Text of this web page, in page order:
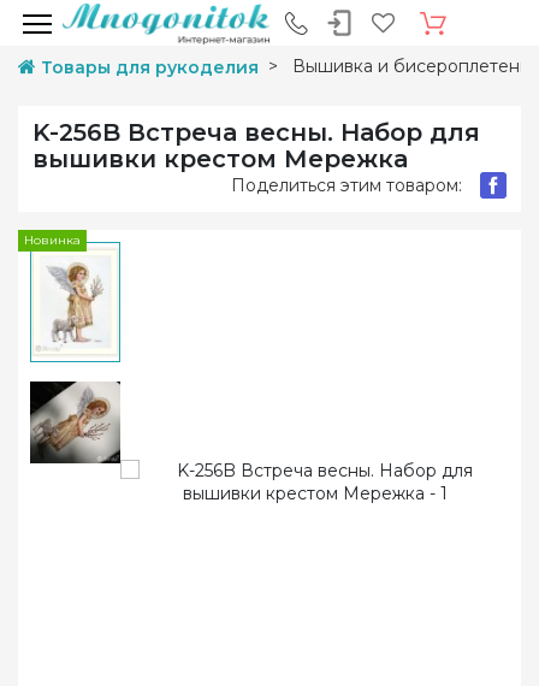
Товары для рукоделия Вышивка и
K-256B Встреча весны. Набор для
вышивки крестом Мережка
Поделиться этим товаром:
Новинка